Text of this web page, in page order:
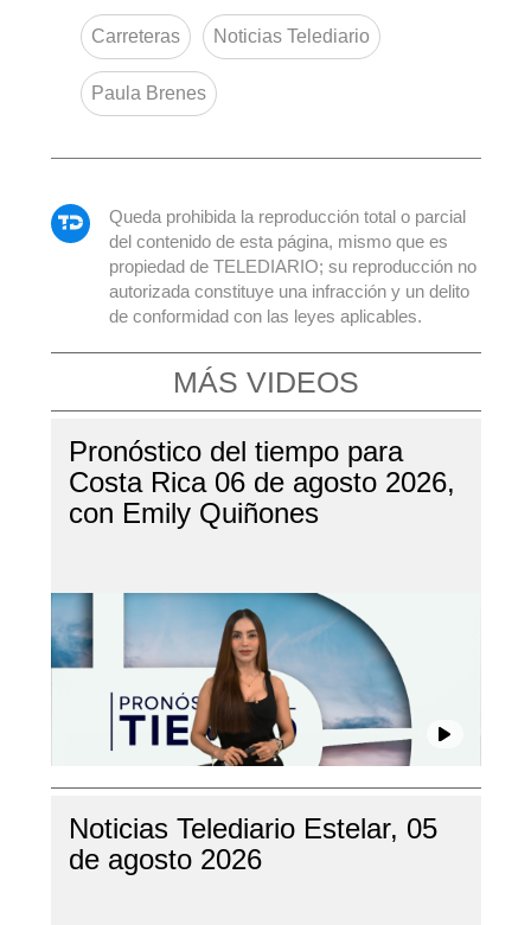
Carreteras Noticias Telediario
Paula Brenes
Queda prohibida la reproducción total o parcial
del contenido de esta página, mismo que es
propiedad de TELEDIARIO; su reproducción no
autorizada constituye una infracción y un delito
de conformidad con las leyes aplicables.
MÁS VIDEOS
Pronóstico del tiempo para
Costa Rica 06 de agosto 2026,
con Emily Quiñones
Noticias Telediario Estelar, 05
de agosto 2026